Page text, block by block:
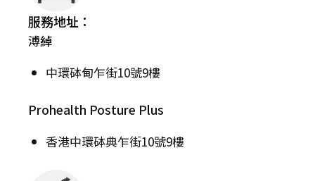
服務地址：
溥綽
中環砵甸乍街10號9樓
Prohealth Posture Plus
香港中環砵典乍街10號9樓